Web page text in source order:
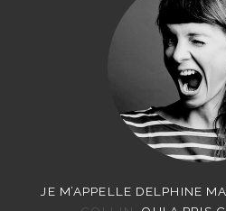
JE M’APPELLE DELPHINE